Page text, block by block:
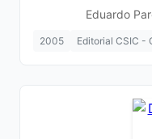
Eduardo
2005 Editorial CSIC -